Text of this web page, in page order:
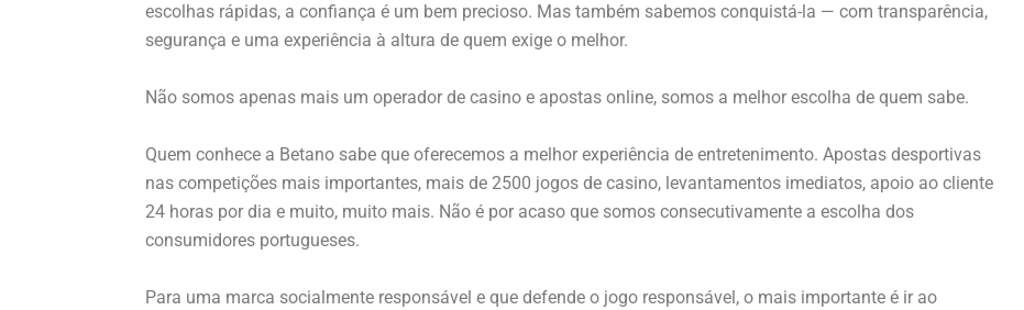
escolhas rápidas, a confiança é um bem precioso. Mas também sabemos conquistá-la — com transparência,
segurança e uma experiência à altura de quem exige o melhor.
Não somos apenas mais um operador de casino e apostas online, somos a melhor escolha de quem sabe.
Quem conhece a Betano sabe que oferecemos a melhor experiência de entretenimento. Apostas desportivas
nas competições mais importantes, mais de 2500 jogos de casino, levantamentos imediatos, apoio ao cliente
24 horas por dia e muito, muito mais. Não é por acaso que somos consecutivamente a escolha dos
consumidores portugueses.
Para uma marca socialmente responsável e que defende o jogo responsável, o mais importante é ir ao